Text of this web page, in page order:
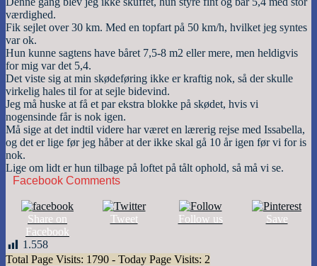
værdighed.
Fik sejlet over 30 km. Med en topfart på 50 km/h, hvilket jeg syntes
var ok.
Hun kunne sagtens have båret 7,5-8 m2 eller mere, men heldigvis
for mig var det 5,4.
Det viste sig at min skødeføring ikke er kraftig nok, så der skulle
virkelig hales til for at sejle bidevind.
Jeg må huske at få et par ekstra blokke på skødet, hvis vi
nogensinde får is nok igen.
Må sige at det indtil videre har været en lærerig rejse med Issabella,
og det er lige før jeg håber at der ikke skal gå 10 år igen før vi for is
nok.
Lige om lidt er hun tilbage på loftet på tålt ophold, så må vi se.
Facebook Comments
Share on
Facebook
Tweet Follow us Save
1.558
Total Page Visits: 1790 - Today Page Visits: 2